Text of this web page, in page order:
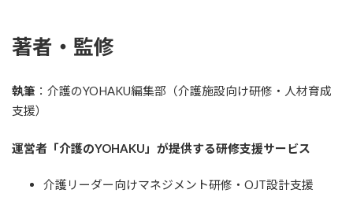
著者・監修
執筆 ：介護のYOHAKU編集部（介護施設向け研修・人材育成
支援）
運営者「介護のYOHAKU」が提供する研修支援サービス
介護リーダー向けマネジメント研修・OJT設計支援